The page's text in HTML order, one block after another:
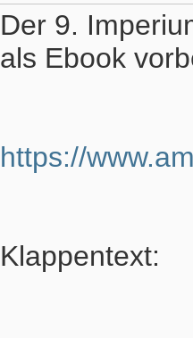
Der 9.
als Ebook
https://
Klappentext: